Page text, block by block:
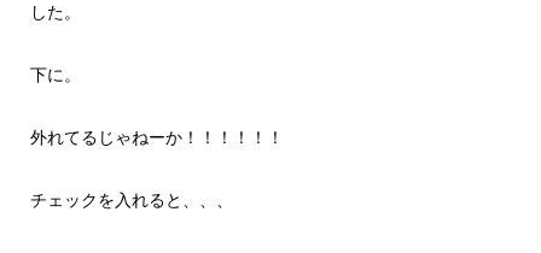
した。
下に。
外れてるじゃねーか！！！！！！
チェックを入れると、、、